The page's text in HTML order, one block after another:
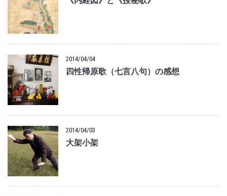
2014/04/04
四性帰原歌（七言八句）の感想
2014/04/03
大架小架